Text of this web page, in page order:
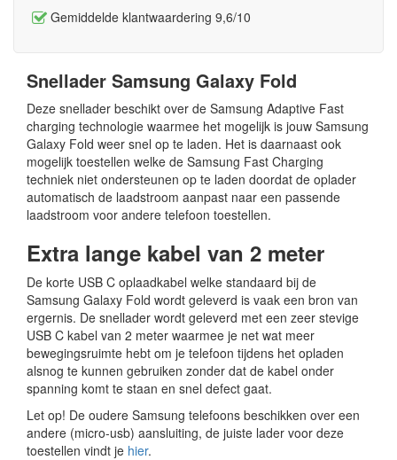
Gemiddelde klantwaardering 9,6/10
Snellader Samsung Galaxy Fold
Deze snellader beschikt over de Samsung Adaptive Fast
charging technologie waarmee het mogelijk is jouw Samsung
Galaxy Fold weer snel op te laden. Het is daarnaast ook
mogelijk toestellen welke de Samsung Fast Charging
techniek niet ondersteunen op te laden doordat de oplader
automatisch de laadstroom aanpast naar een passende
laadstroom voor andere telefoon toestellen.
Extra lange kabel van 2 meter
De korte USB C oplaadkabel welke standaard bij de
Samsung Galaxy Fold wordt geleverd is vaak een bron van
ergernis. De snellader wordt geleverd met een zeer stevige
USB C kabel van 2 meter waarmee je net wat meer
bewegingsruimte hebt om je telefoon tijdens het opladen
alsnog te kunnen gebruiken zonder dat de kabel onder
spanning komt te staan en snel defect gaat.
Let op! De oudere Samsung telefoons beschikken over een
andere (micro-usb) aansluiting, de juiste lader voor deze
toestellen vindt je hier.